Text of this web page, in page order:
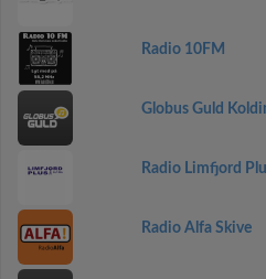
Radio 10FM
Globus Guld
Radio Limfjord
Radio Alfa Skive